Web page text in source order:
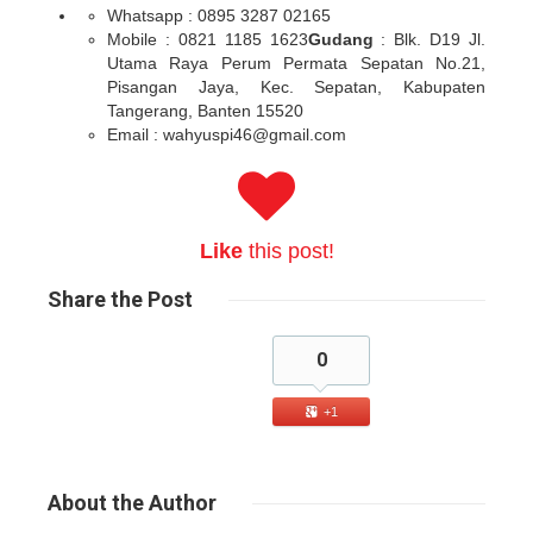
Whatsapp : 0895 3287 02165
Mobile : 0821 1185 1623Gudang : Blk. D19 Jl.
Utama Raya Perum Permata Sepatan No.21,
Pisangan Jaya, Kec. Sepatan, Kabupaten
Tangerang, Banten 15520
Email : wahyuspi46@gmail.com
Likethis post!
Sharethe Post
0
+1
About the Author